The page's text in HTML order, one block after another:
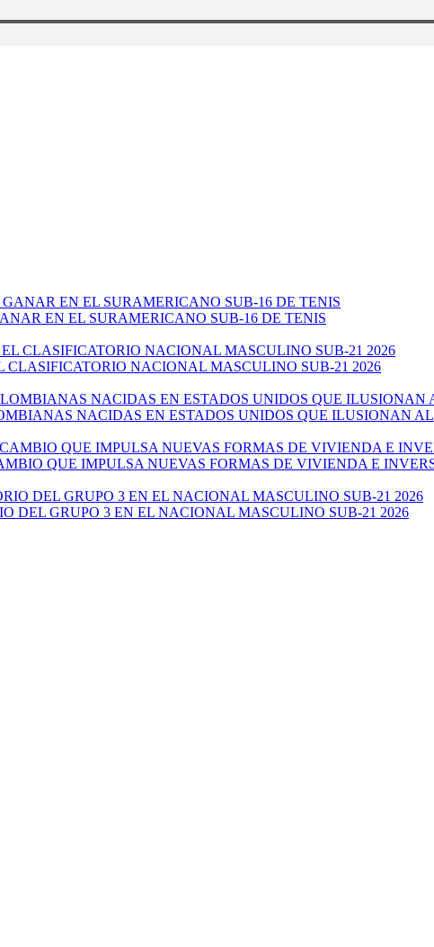
EN EL SURAMERICANO SUB-16 DE TENIS
NACIONAL MASCULINO SUB-21 2026
NACIDAS EN ESTADOS UNIDOS QUE ILUSIONAN
QUE IMPULSA NUEVAS FORMAS DE VIVIENDA E
DEL GRUPO 3 EN EL NACIONAL MASCULINO SUB-21 2026